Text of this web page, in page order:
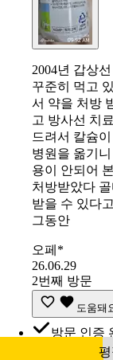
2004년 갑상
꾸준히 먹고
서 약을 처방
고 방사선 치
드려서 칼슘
병원을 옮기
용이 안되어
처방받았다
받을 수 있다
그동안
오페*
26.06.29
2번째 방문
도움돼
방문 인증